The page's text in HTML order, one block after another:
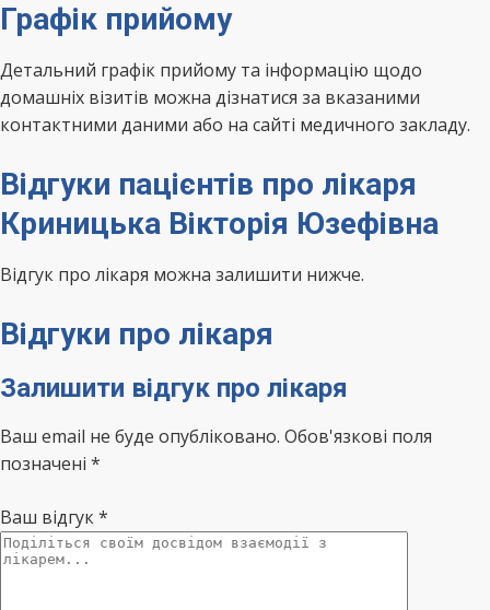
Графік прийому
Детальний графік прийому та інформацію щодо
домашніх візитів можна дізнатися за вказаними
контактними даними або на сайті медичного закладу.
Відгуки пацієнтів про лікаря
Криницька Вікторія Юзефівна
Відгук про лікаря можна залишити нижче.
Відгуки про лікаря
Залишити відгук про лікаря
Ваш email не буде опубліковано. Обов'язкові поля
позначені *
Ваш відгук*